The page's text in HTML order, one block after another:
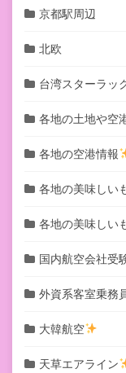
京都駅周辺
北欧
台湾スターラッ
各地の土地や空
各地の空港情報
各地の美味しい
各地の美味しい
国内航空会社受
外資系客室乗務
大韓航空
天草エアライン